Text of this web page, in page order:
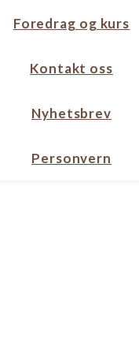
Foredrag og kurs
Kontakt oss
Nyhetsbrev
Personvern